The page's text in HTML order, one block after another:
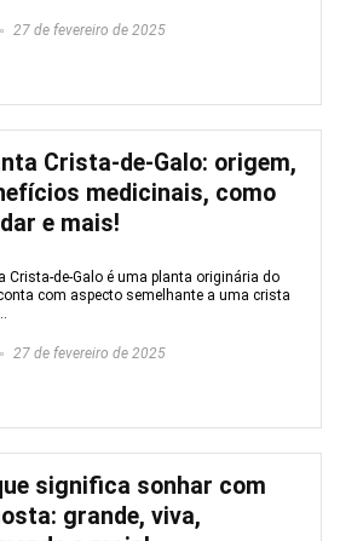
27 de fevereiro de 2025
Crista-de-Galo: origem,
medicinais, como
e mais!
Crista-de-Galo é uma planta originária do
com aspecto semelhante a uma crista
27 de fevereiro de 2025
significa sonhar com
grande, viva,